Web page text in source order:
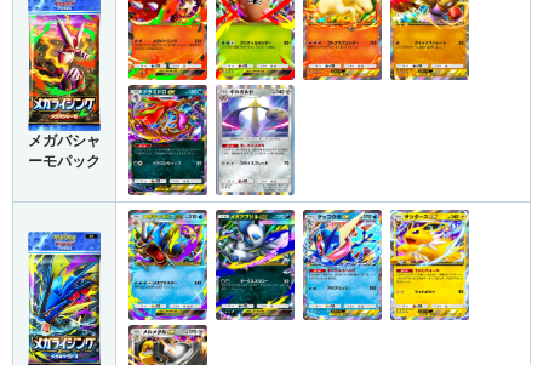
メガバシャ
ーモパック